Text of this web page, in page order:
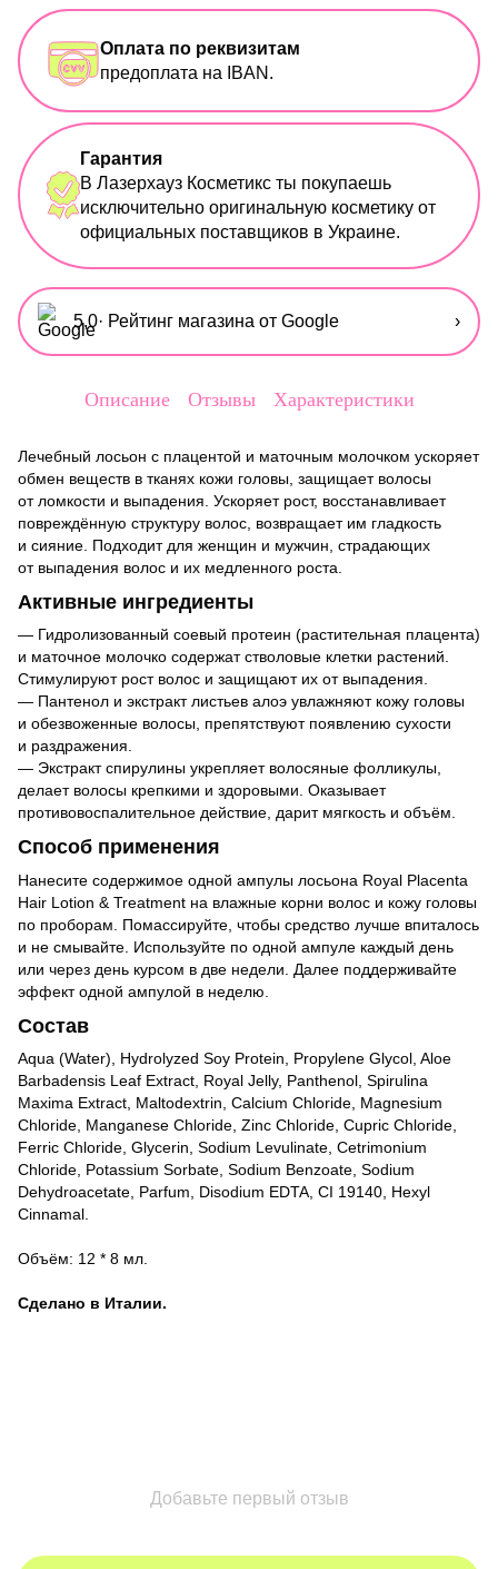
Оплата по реквизитам
предоплата на IBAN.
Гарантия
В Лазерхауз Косметикс ты покупаешь
исключительно оригинальную косметику от
официальных поставщиков в Украине.
5,0· Рейтинг магазина от Google ›
Описание Отзывы Характеристики
Лечебный лосьон с плацентой и маточным молочком ускоряет
обмен веществ в тканях кожи головы, защищает волосы
от ломкости и выпадения. Ускоряет рост, восстанавливает
повреждённую структуру волос, возвращает им гладкость
и сияние. Подходит для женщин и мужчин, страдающих
от выпадения волос и их медленного роста.
Активные ингредиенты
— Гидролизованный соевый протеин (растительная плацента)
и маточное молочко содержат стволовые клетки растений.
Стимулируют рост волос и защищают их от выпадения.
— Пантенол и экстракт листьев алоэ увлажняют кожу головы
и обезвоженные волосы, препятствуют появлению сухости
и раздражения.
— Экстракт спирулины укрепляет волосяные фолликулы,
делает волосы крепкими и здоровыми. Оказывает
противовоспалительное действие, дарит мягкость и объём.
Способ применения
Нанесите содержимое одной ампулы лосьона Royal Placenta
Hair Lotion & Treatment на влажные корни волос и кожу головы
по проборам. Помассируйте, чтобы средство лучше впиталось
и не смывайте. Используйте по одной ампуле каждый день
или через день курсом в две недели. Далее поддерживайте
эффект одной ампулой в неделю.
Состав
Aqua (Water), Hydrolyzed Soy Protein, Propylene Glycol, Aloe
Barbadensis Leaf Extract, Royal Jelly, Panthenol, Spirulina
Maxima Extract, Maltodextrin, Calcium Chloride, Magnesium
Chloride, Manganese Chloride, Zinc Chloride, Cupric Chloride,
Ferric Chloride, Glycerin, Sodium Levulinate, Cetrimonium
Chloride, Potassium Sorbate, Sodium Benzoate, Sodium
Dehydroacetate, Parfum, Disodium EDTA, CI 19140, Hexyl
Cinnamal.
Объём: 12 * 8 мл.
Сделано в Италии.
Добавьте первый отзыв